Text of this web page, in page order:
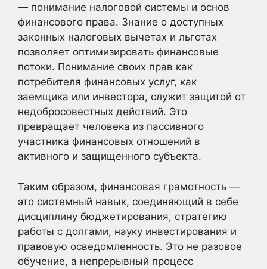
— понимание налоговой системы и основ
финансового права. Знание о доступных
законных налоговых вычетах и льготах
позволяет оптимизировать финансовые
потоки. Понимание своих прав как
потребителя финансовых услуг, как
заемщика или инвестора, служит защитой от
недобросовестных действий. Это
превращает человека из пассивного
участника финансовых отношений в
активного и защищенного субъекта.
Таким образом, финансовая грамотность —
это системный навык, соединяющий в себе
дисциплину бюджетирования, стратегию
работы с долгами, науку инвестирования и
правовую осведомленность. Это не разовое
обучение, а непрерывный процесс